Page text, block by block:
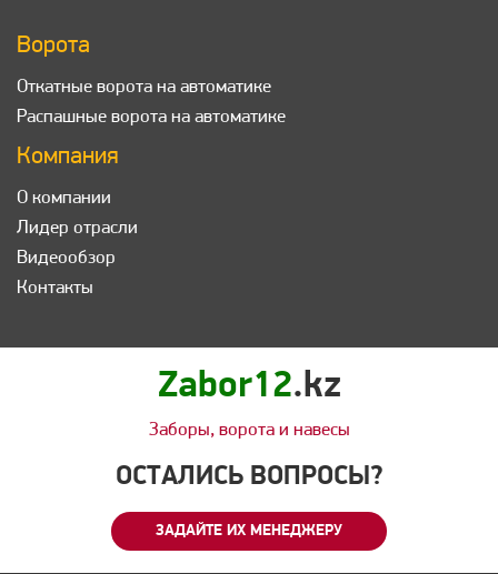
Ворота
Откатные ворота на автоматике
Распашные ворота на автоматике
Компания
О компании
Лидер отрасли
Видеообзор
Контакты
Zabor12.kz
Заборы, ворота и навесы
ОСТАЛИСЬ ВОПРОСЫ?
ЗАДАЙТЕ ИХ МЕНЕДЖЕРУ